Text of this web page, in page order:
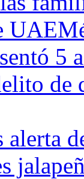
5
de